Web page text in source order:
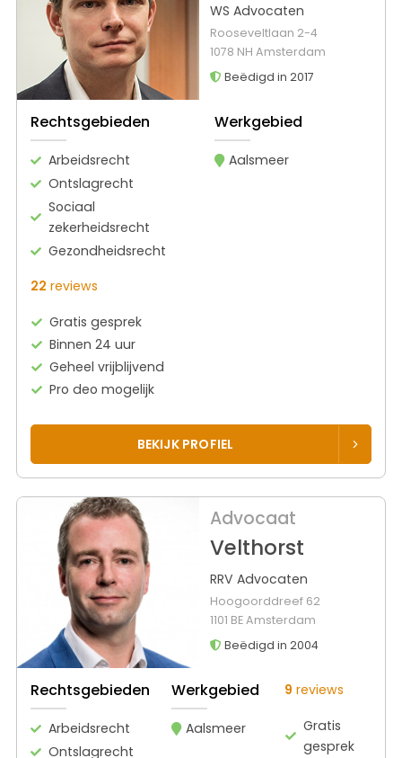
WS Advocaten
Rooseveltlaan 2-4
1078 NH Amsterdam
Beëdigd in 2017
Rechtsgebieden
Arbeidsrecht
Ontslagrecht
Sociaal
zekerheidsrecht
Gezondheidsrecht
Werkgebied
Aalsmeer
22 reviews
Gratis gesprek
Binnen 24 uur
Geheel vrijblijvend
Pro deo mogelijk
BEKIJK PROFIEL
Advocaat
Velthorst
RRV Advocaten
Hoogoorddreef 62
1101 BE Amsterdam
Beëdigd in 2004
Rechtsgebieden
Arbeidsrecht
Ontslagrecht
Werkgebied
Aalsmeer
9 reviews
Gratis
gesprek